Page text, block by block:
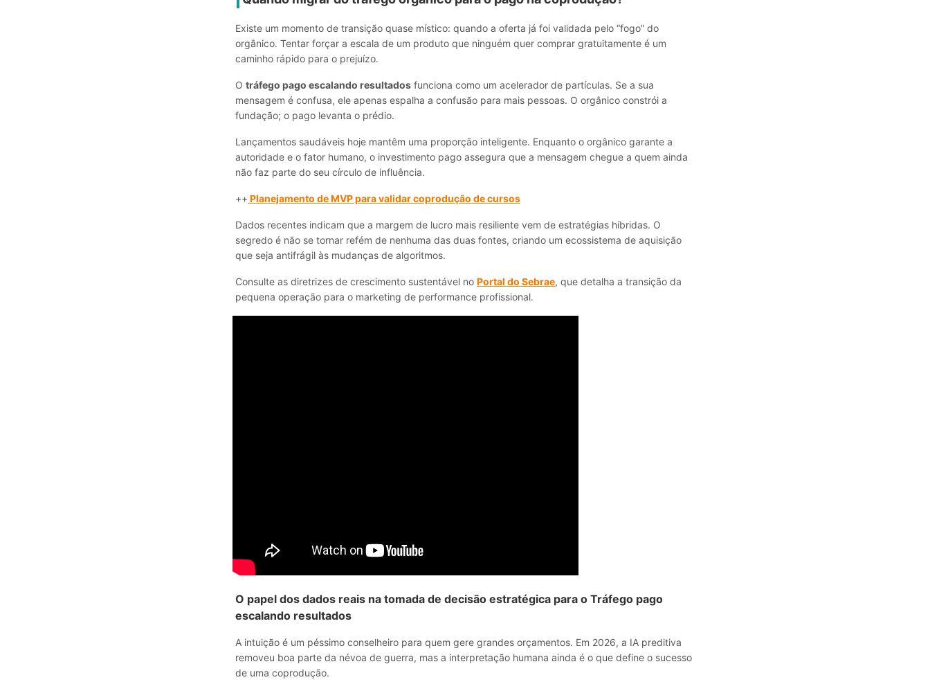
Existe um momento de transição quase místico: quando a oferta já foi validada pelo “fogo” do
orgânico. Tentar forçar a escala de um produto que ninguém quer comprar gratuitamente é um
caminho rápido para o prejuízo.
O tráfego pago escalando resultados funciona como um acelerador de partículas. Se a sua
mensagem é confusa, ele apenas espalha a confusão para mais pessoas. O orgânico constrói a
fundação; o pago levanta o prédio.
Lançamentos saudáveis hoje mantêm uma proporção inteligente. Enquanto o orgânico garante a
autoridade e o fator humano, o investimento pago assegura que a mensagem chegue a quem ainda
não faz parte do seu círculo de influência.
++ Planejamento de MVP para validar coprodução de cursos
Dados recentes indicam que a margem de lucro mais resiliente vem de estratégias híbridas. O
segredo é não se tornar refém de nenhuma das duas fontes, criando um ecossistema de aquisição
que seja antifrágil às mudanças de algoritmos.
Consulte as diretrizes de crescimento sustentável no Portal do Sebrae, que detalha a transição da
pequena operação para o marketing de performance profissional.
O papel dos dados reais na tomada de decisão estratégica para o Tráfego pago
escalando resultados
A intuição é um péssimo conselheiro para quem gere grandes orçamentos. Em 2026, a IA preditiva
removeu boa parte da névoa de guerra, mas a interpretação humana ainda é o que define o sucesso
de uma coprodução.